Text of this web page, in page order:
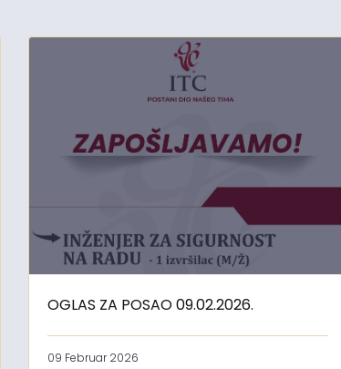
OGLAS ZA POSAO 09.02.2026.
09 Februar 2026